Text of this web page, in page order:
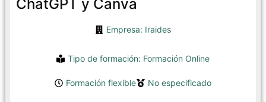
ChatGPT y Canva
Empresa: Iraides
Tipo de formación: Formación Online
Formación flexible No especificado